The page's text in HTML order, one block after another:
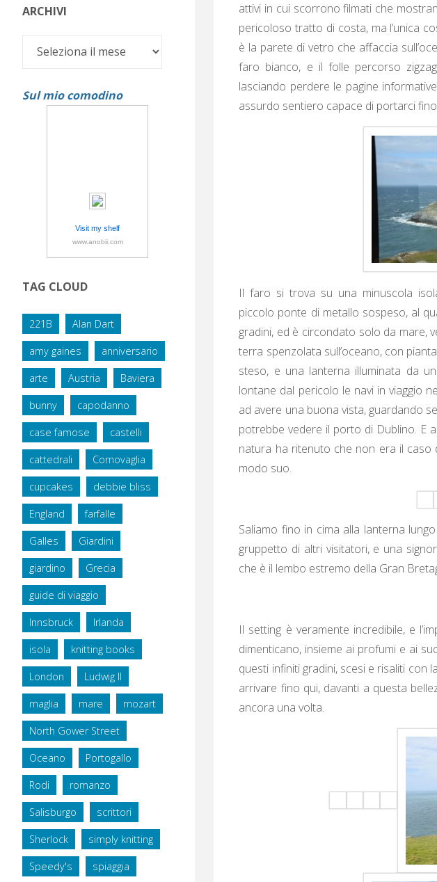
attivi in cui scorrono filmati che
pericoloso tratto di costa, ma l’unica
è la parete di vetro che affaccia
faro bianco, e il folle percorso
lasciando perdere le pagine
assurdo sentiero capace di portarci
Il faro si trova su una minuscola
piccolo ponte di metallo sospeso, al
gradini, ed è circondato solo da mare,
terra spenzolata sull’oceano, con
steso, e una lanterna illuminata da
lontane dal pericolo le navi in viaggio
ad avere una buona vista, guardando
potrebbe vedere il porto di Dublino. E
natura ha ritenuto che non era il
modo suo.
Saliamo fino in cima alla lanterna
gruppetto di altri visitatori, e una
che è il lembo estremo della Gran
Il setting è veramente incredibile, e
dimenticano, insieme ai profumi e ai
questi infiniti gradini, scesi e risaliti con
arrivare fino qui, davanti a questa
ancora una volta.
ARCHIVI
Archivi
Sul mio comodino
Visit my shelf
www.anobii.com
TAG CLOUD
221B Alan Dart
amy gaines anniversario
arte Austria Baviera
bunny capodanno
case famose castelli
cattedrali Cornovaglia
cupcakes debbie bliss
England farfalle
Galles Giardini
giardino Grecia
guide di viaggio
Innsbruck Irlanda
isola knitting books
London Ludwig II
maglia mare mozart
North Gower Street
Oceano Portogallo
Rodi romanzo
Salisburgo scrittori
Sherlock simply knitting
Speedy's spiaggia